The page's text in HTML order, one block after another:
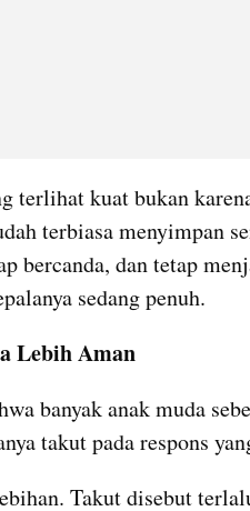
terlihat kuat bukan
terbiasa menyimpan
bercanda, dan tetap
sedang penuh.
Lebih Aman
banyak anak muda
takut pada respons
Takut disebut